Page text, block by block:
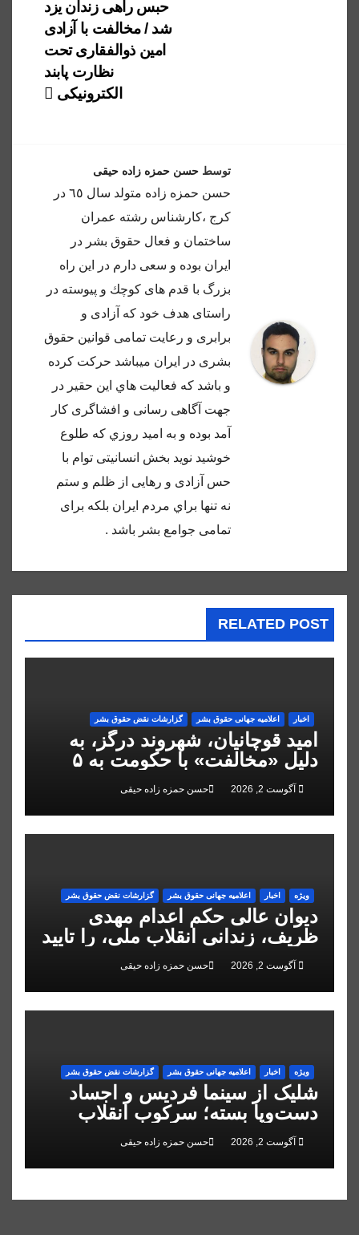
حبس راهی زندان یزد
شد / مخالفت با آزادی
امین ذوالفقاری تحت
نظارت پابند
الکترونیکی
توسط حسن حمزه زاده حیقی
حسن حمزه زاده متولد سال ٦٥ در
كرج ،كارشناس رشته عمران
ساختمان و فعال حقوق بشر در
ايران بوده و سعى دارم در اين راه
بزرگ با قدم هاى كوچك و پيوسته در
راستاى هدف خود كه آزادى و
برابرى و رعايت تمامى قوانين حقوق
بشرى در ايران ميباشد حركت كرده
و باشد كه فعاليت هاي اين حقير در
جهت آگاهى رسانى و افشاگرى كار
آمد بوده و به اميد روزي كه طلوع
خوشيد نويد بخش انسانيتى توام با
حس آزادى و رهايى از ظلم و ستم
نه تنها براي مردم ايران بلكه براى
تمامى جوامع بشر باشد .
RELATED POST
اخبار اعلاميه جهانی حقوق بشر گزارشات نقض حقوق بشر
امید قوچانیان، شهروند درگز، به
دلیل «مخالفت» با حکومت به ۵
سال زندان محکوم شد
آگوست 2, 2026 حسن حمزه زاده حیقی
ویژه اخبار اعلاميه جهانی حقوق بشر گزارشات نقض حقوق بشر
دیوان عالی حکم اعدام مهدی
ظریف، زندانی انقلاب ملی، را تایید
کردآگوست 2, 2026 حسن حمزه زاده حیقی
ویژه اخبار اعلاميه جهانی حقوق بشر گزارشات نقض حقوق بشر
شلیک از سینما فردیس و اجساد
دست‌وپا بسته؛ سرکوب انقلاب
ملی در البرز
آگوست 2, 2026 حسن حمزه زاده حیقی